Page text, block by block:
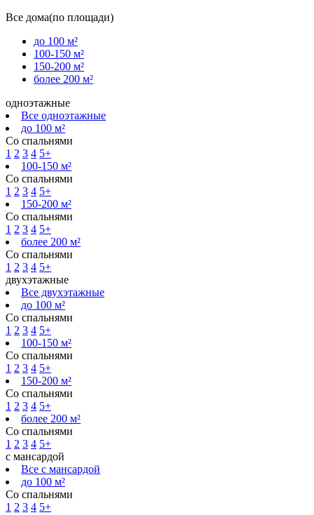
Все дома(по площади)
до 100 м²
100-150 м²
150-200 м²
более 200 м²
одноэтажные
Все одноэтажные
до 100 м²
Со спальнями
1 2 3 4 5+
100-150 м²
Со спальнями
1 2 3 4 5+
150-200 м²
Со спальнями
1 2 3 4 5+
более 200 м²
Со спальнями
1 2 3 4 5+
двухэтажные
Все двухэтажные
до 100 м²
Со спальнями
1 2 3 4 5+
100-150 м²
Со спальнями
1 2 3 4 5+
150-200 м²
Со спальнями
1 2 3 4 5+
более 200 м²
Со спальнями
1 2 3 4 5+
с мансардой
Все с мансардой
до 100 м²
Со спальнями
1 2 3 4 5+